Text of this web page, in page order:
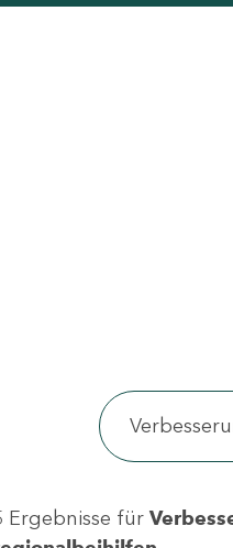
Ergebnisse für